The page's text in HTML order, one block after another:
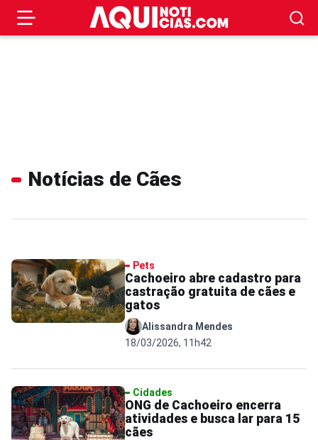
Notícias de Cães
Pets
Cachoeiro abre cadastro para
castração gratuita de cães e
gatos
Alissandra Mendes
18/03/2026, 11h42
Cidades
ONG de Cachoeiro encerra
atividades e busca lar para 15
cães